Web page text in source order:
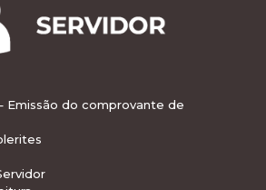
Emissão do comprovante de